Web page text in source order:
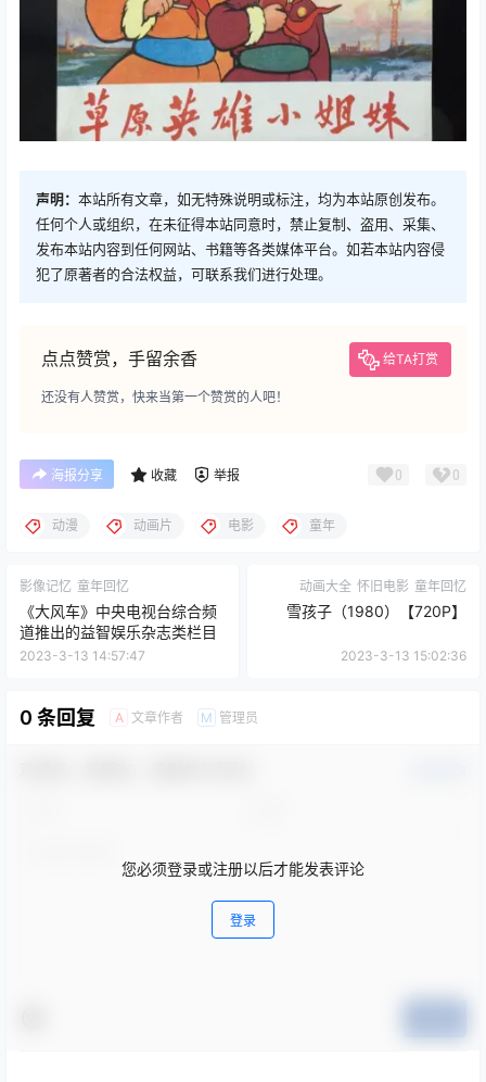
声明： 本站所有文章，如无特殊说明或标注，均为本站原创发布。
任何个人或组织，在未征得本站同意时，禁止复制、盗用、采集、
发布本站内容到任何网站、书籍等各类媒体平台。如若本站内容侵
犯了原著者的合法权益，可联系我们进行处理。
点点赞赏，手留余香 给TA打赏
还没有人赞赏，快来当第一个赞赏的人吧！
海报分享 收藏 举报 0 0
动漫 动画片 电影 童年
影像记忆 童年回忆
《大风车》中央电视台综合频
道推出的益智娱乐杂志类栏目
2023-3-13 14:57:47
动画大全 怀旧电影 童年回忆
雪孩子（1980）【720P】
2023-3-13 15:02:36
0 条回复 A 文章作者 M 管理员
您必须登录或注册以后才能发表评论
登录